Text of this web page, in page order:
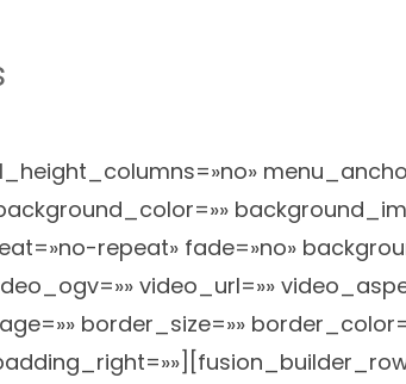
repeat» fade=»no»
video_url=»»
border_size=»»